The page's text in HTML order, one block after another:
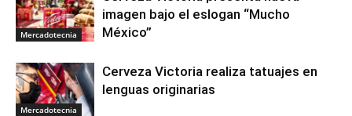
Mercadotecnia
imagen bajo el eslogan “Mucho
México”
Mercadotecnia
Cerveza Victoria realiza tatuajes en
lenguas originarias